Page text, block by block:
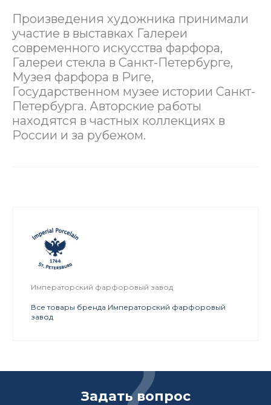
Произведения художника принимали
участие в выставках Галереи
современного искусства фарфора,
Галереи стекла в Санкт-Петербурге,
Музея фарфора в Риге,
Государственном музее истории Санкт-
Петербурга. Авторские работы
находятся в частных коллекциях в
России и за рубежом.
Императорский фарфоровый завод
Все товары бренда Императорский фарфоровый
завод
Задать вопрос